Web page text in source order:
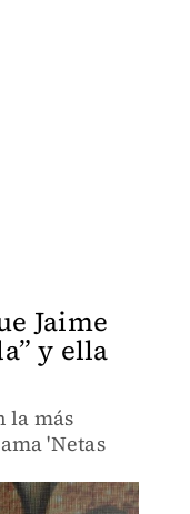
Jaime
y ella
la más
'Netas